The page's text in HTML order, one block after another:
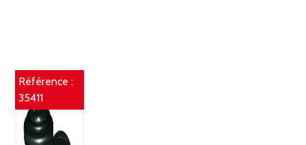
Référence :
35411